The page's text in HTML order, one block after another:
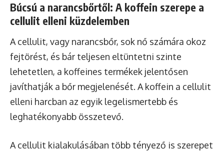
Búcsú a narancsbőrtől: A koffein szerepe a
cellulit elleni küzdelemben
A cellulit, vagy narancsbőr, sok nő számára okoz
fejtörést, és bár teljesen eltüntetni szinte
lehetetlen, a koffeines termékek jelentősen
javíthatják a bőr megjelenését. A koffein a cellulit
elleni harcban az egyik legelismertebb és
leghatékonyabb összetevő.
A cellulit kialakulásában több tényező is szerepet